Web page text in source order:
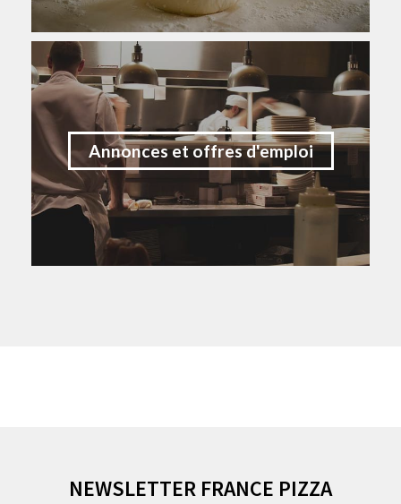
Annonces et offres d'emploi
NEWSLETTER FRANCE PIZZA